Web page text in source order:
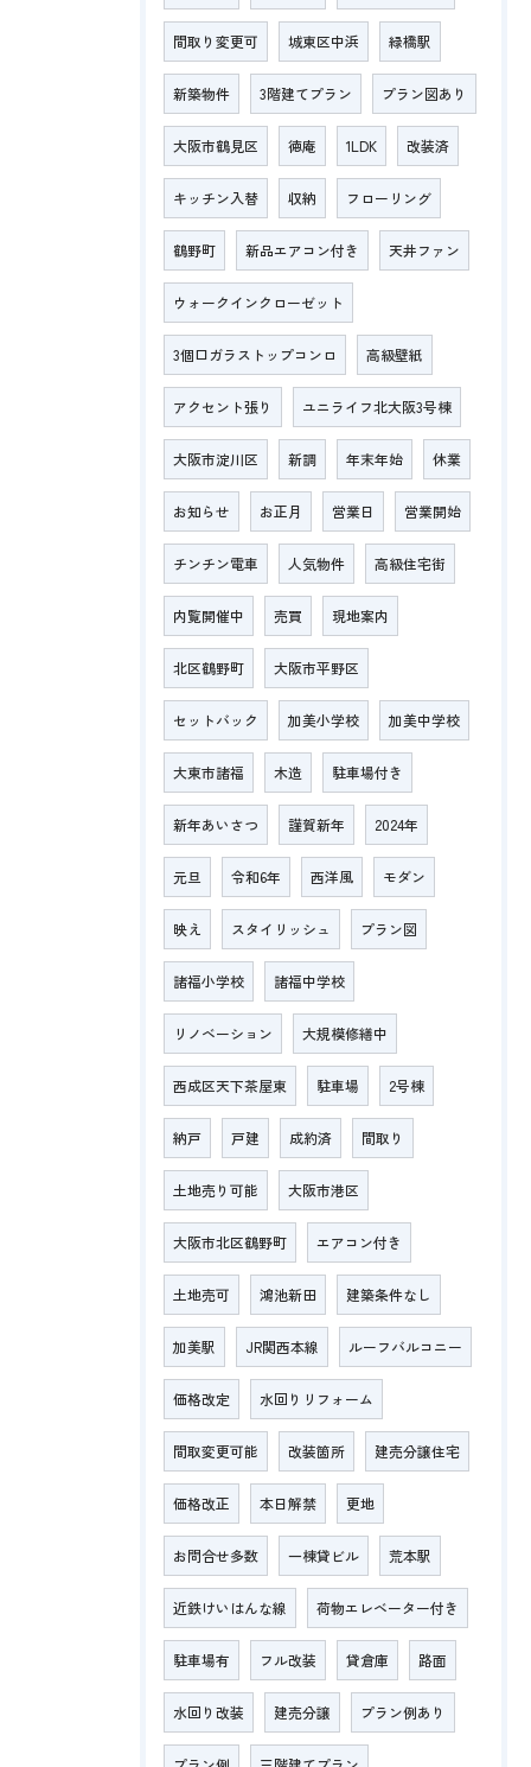
間取り変更可 城東区中浜 緑橋駅
新築物件 3階建てプラン プラン図あり
大阪市鶴見区 徳庵 1LDK 改装済
キッチン入替 収納 フローリング
鶴野町 新品エアコン付き 天井ファン
ウォークインクローゼット
3個口ガラストップコンロ 高級壁紙
アクセント張り ユニライフ北大阪3号棟
大阪市淀川区 新調 年末年始 休業
お知らせ お正月 営業日 営業開始
チンチン電車 人気物件 高級住宅街
内覧開催中 売買 現地案内
北区鶴野町 大阪市平野区
セットバック 加美小学校 加美中学校
大東市諸福 木造 駐車場付き
新年あいさつ 謹賀新年 2024年
元旦 令和6年 西洋風 モダン
映え スタイリッシュ プラン図
諸福小学校 諸福中学校
リノベーション 大規模修繕中
西成区天下茶屋東 駐車場 2号棟
納戸 戸建 成約済 間取り
土地売り可能 大阪市港区
大阪市北区鶴野町 エアコン付き
土地売可 鴻池新田 建築条件なし
加美駅 JR関西本線 ルーフバルコニー
価格改定 水回りリフォーム
間取変更可能 改装箇所 建売分譲住宅
価格改正 本日解禁 更地
お問合せ多数 一棟貸ビル 荒本駅
近鉄けいはんな線 荷物エレベーター付き
駐車場有 フル改装 貸倉庫 路面
水回り改装 建売分譲 プラン例あり